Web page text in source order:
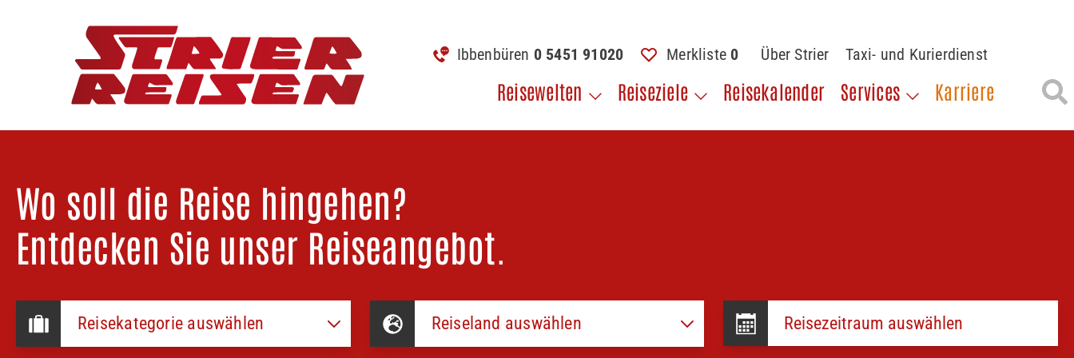
Reisewelten Reiseziele Reisekalender Services Karriere
Über Strier Taxi- und Kurierdienst
Ibbenbüren 0 5451 91020 Merkliste 0
Wo soll die Reise hingehen?
Entdecken Sie unser Reiseangebot.
Reisekategorie auswählen Reiseland auswählen